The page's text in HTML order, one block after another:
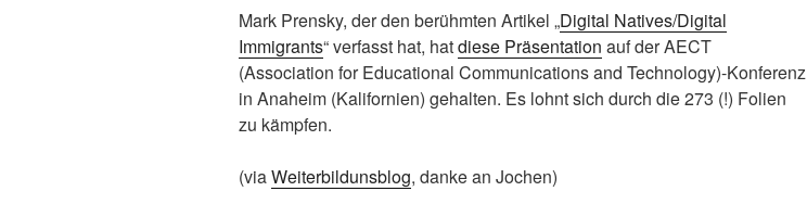
Mark Prensky, der den berühmten Artikel „Digital Natives/Digital
Immigrants“ verfasst hat, hatdiese Präsentation auf der AECT
(Association for Educational Communications and Technology)-Konferenz
in Anaheim (Kalifornien) gehalten. Es lohnt sich durch die 273 (!) Folien
zu kämpfen.
(viaWeiterbildunsblog, danke an Jochen)